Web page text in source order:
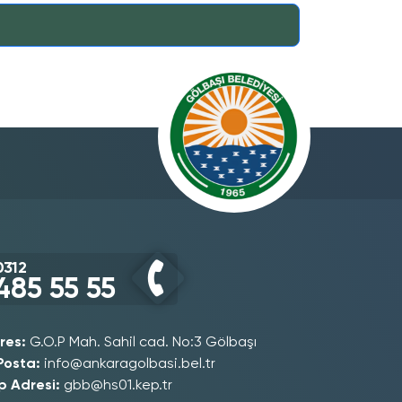
55 55
G.O.P Mah. Sahil cad. No:3 Gölbaşı
info@ankaragolbasi.bel.tr
Adresi: gbb@hs01.kep.tr